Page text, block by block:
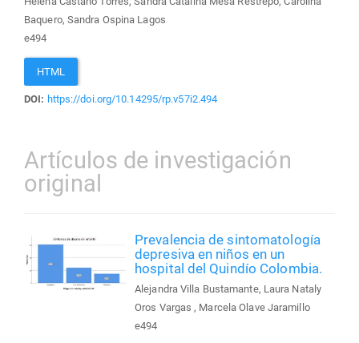
Baquero, Sandra Ospina Lagos
e494
HTML
DOI: https://doi.org/10.14295/rp.v57i2.494
Artículos de investigación
original
Prevalencia de sintomatología
depresiva en niños en un
hospital del Quindío Colombia.
Alejandra Villa Bustamante, Laura Nataly
Oros Vargas , Marcela Olave Jaramillo
e494